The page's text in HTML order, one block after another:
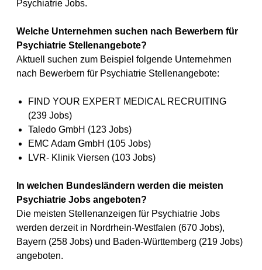
Psychiatrie Jobs.
Welche Unternehmen suchen nach Bewerbern für
Psychiatrie Stellenangebote?
Aktuell suchen zum Beispiel folgende Unternehmen
nach Bewerbern für Psychiatrie Stellenangebote:
FIND YOUR EXPERT MEDICAL RECRUITING
(239 Jobs)
Taledo GmbH (123 Jobs)
EMC Adam GmbH (105 Jobs)
LVR- Klinik Viersen (103 Jobs)
In welchen Bundesländern werden die meisten
Psychiatrie Jobs angeboten?
Die meisten Stellenanzeigen für Psychiatrie Jobs
werden derzeit in Nordrhein-Westfalen (670 Jobs),
Bayern (258 Jobs) und Baden-Württemberg (219 Jobs)
angeboten.